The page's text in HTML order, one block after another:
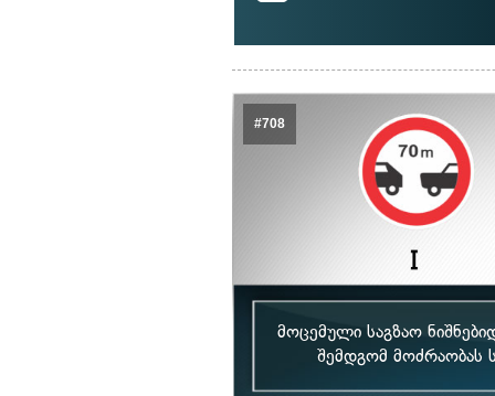
#708
მოცემული საგზაო
შემდგომ მოძრაობას